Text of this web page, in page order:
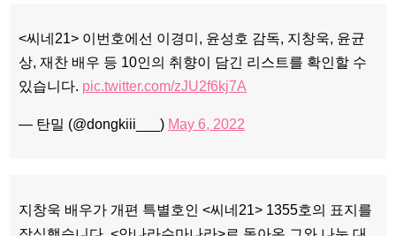
<씨네21> 이번호에선 이경미, 윤성호 감독, 지창욱, 윤균
상, 재찬 배우 등 10인의 취향이 담긴 리스트를 확인할 수
있습니다. pic.twitter.com/zJU2f6kj7A
— 탄밀 (@dongkiii___) May 6, 2022
지창욱 배우가 개편 특별호인 <씨네21> 1355호의 표지를